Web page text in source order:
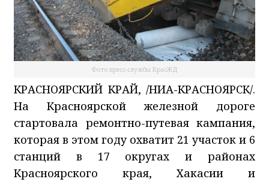
Фото пресс-службы КрасЖД
КРАСНОЯРСКИЙ КРАЙ, /НИА-КРАСНОЯРСК/.
На Красноярской железной дороге
стартовала ремонтно-путевая кампания,
которая в этом году охватит 21 участок и 6
станций в 17 округах и районах
Красноярского края, Хакасии и